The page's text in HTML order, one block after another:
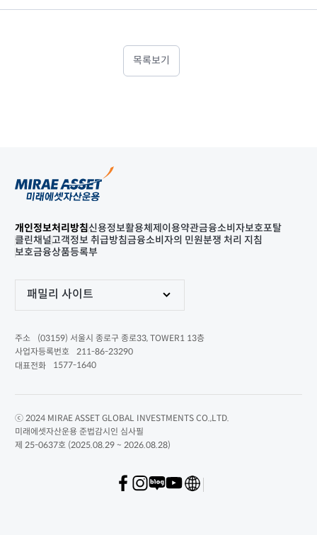
목록보기
개인정보처리방침신용정보활용체제 이용약관금융소비자보호포탈
클린채널고객정보 취급방침금융소비자의 민원분쟁 처리 지침
보호금융상품등록부
패밀리 사이트
주소
(03159) 서울시 종로구 종로33, TOWER1 13층
사업자등록번호
211-86-23290
대표전화
1577-1640
ⓒ 2024 MIRAE ASSET GLOBAL INVESTMENTS CO.,LTD.
미래에셋자산운용 준법감시인 심사필
제 25-0637호 (2025.08.29 ~ 2026.08.28)